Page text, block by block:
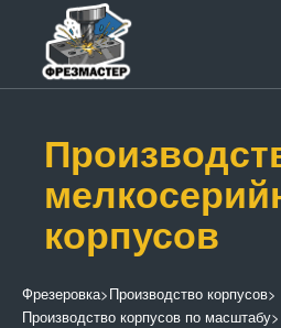
корпусов
Фрезеровка>Производство корпусов>
Производство корпусов по масштабу>